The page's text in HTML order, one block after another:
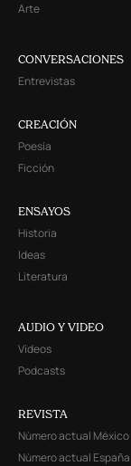
Arte
CONVERSACIONES
Entrevistas
CREACIÓN
Poesía
Ficción
ENSAYOS
Historia
Ideas
Literatura
AUDIO Y VIDEO
Videos
Podcasts
REVISTA
Número actual México
Número actual España